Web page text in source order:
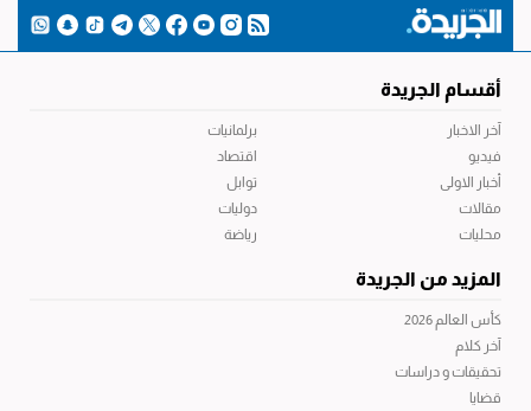
أقسام الجريدة
آخر الاخبار
فيديو
أخبار الاولى
مقالات
محليات
برلمانيات
اقتصاد
توابل
دوليات
رياضة
المزيد من الجريدة
كأس العالم 2026
آخر كلام
تحقيقات و دراسات
قضايا